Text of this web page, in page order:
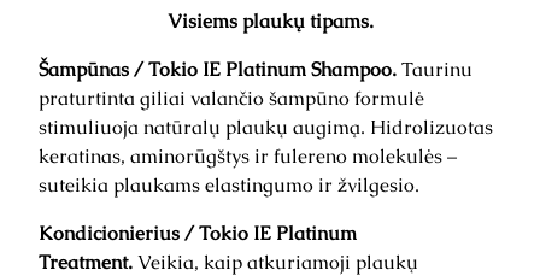
Visiems plaukų tipams.
Šampūnas / Tokio IE Platinum Shampoo.Taurinu
praturtinta giliai valančio šampūno formulė
stimuliuoja natūralų plaukų augimą. Hidrolizuotas
keratinas, aminorūgštys ir fulereno molekulės –
suteikia plaukams elastingumo ir žvilgesio.
Kondicionierius / Tokio IE Platinum
Treatment.Veikia, kaip atkuriamoji plaukų